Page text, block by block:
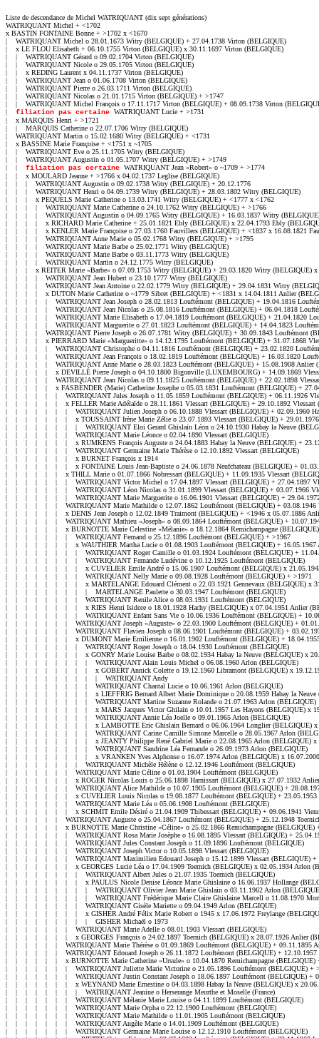
Liste de descendance de Michel WATRIQUANT (dix sept générations)
WATRIQUANT Michel + <1702
x BASTIN FONTAINE Bonne + >1702 x <1670
|    WATRIQUANT Michel o 28.01.1673 Witry (BELGIQUE) + 27.04.1738 Virton (BELGIQUE)
|    x LE FLOU Elisabeth + 06.10.1755 Virton (BELGIQUE) x 30.11.1697 Virton (BELGIQUE)
|    |    WATRIQUANT Gérard o 09.02.1704 Virton (BELGIQUE)
|    |    WATRIQUANT Nicole o 29.05.1705 Virton (BELGIQUE)
|    |    x REDING Laurent x 04.11.1737 Virton (BELGIQUE)
|    |    WATRIQUANT Jean o 01.06.1708 Virton (BELGIQUE)
|    |    WATRIQUANT Pierre o 26.03.1711 Virton (BELGIQUE)
|    |    WATRIQUANT Nicolas o 21.01.1715 Virton (BELGIQUE) + >1747
|    |    WATRIQUANT Michel François o 17.11.1717 Virton (BELGIQUE) + 08.09.1738 Virton
| filiation pas certaine WATRIQUANT Lucie + >1731
|    x MARQUIS Henri + >1721
|    |    MARQUIS Catherine o 22.07.1706 Witry (BELGIQUE)
|    WATRIQUANT Martin o 15.02.1680 Witry (BELGIQUE) + <1731
|    x BASSINE Marie Françoise + <1751 x ~1705
|    |    WATRIQUANT Eve o 25.11.1705 Witry (BELGIQUE)
|    |    WATRIQUANT Augustin o 01.05.1707 Witry (BELGIQUE) + >1749
|    | filiation pas certaine WATRIQUANT Jean «Robert» o ~1709 + >1774
|    |    x MOULARD Jeanne + >1766 x 04.02.1737 Leglise (BELGIQUE)
|    |    |    WATRIQUANT Augustin o 09.02.1738 Witry (BELGIQUE) + 20.12.1776
|    |    |    WATRIQUANT Henri o 04.09.1739 Witry (BELGIQUE) + 28.03.1802 Witry (BELGIQUE)
|    |    |    x PEQUELS Marie Catherine o 13.03.1741 Witry (BELGIQUE) + <1777 x <1762
|    |    |    |    WATRIQUANT Marie Catherine o 24.10.1762 Witry (BELGIQUE) + >1766
|    |    |    |    WATRIQUANT Augustin o 04.09.1765 Witry (BELGIQUE) + 16.03.1837 Witry (BELGIQUE)
|    |    |    |    x RICHARD Marie Catherine + 25.01.1821 Ebly (BELGIQUE) x 22.04.1793 Ebly (BELGIQUE)
|    |    |    |    x KENLER Marie Françoise o 27.03.1760 Fauvillers (BELGIQUE) + <1837 x 16.08.1821 Fauvillers (BELGIQUE)
|    |    |    |    WATRIQUANT Anne Marie o 05.02.1768 Witry (BELGIQUE) + >1795
|    |    |    |    WATRIQUANT Marie Barbe o 25.02.1771 Witry (BELGIQUE)
|    |    |    |    WATRIQUANT Marie Barbe o 03.11.1773 Witry (BELGIQUE)
|    |    |    |    WATRIQUANT Martin o 24.12.1775 Witry (BELGIQUE)
|    |    |    x REITER Marie «Barbe» o 07.09.1753 Witry (BELGIQUE) + 29.03.1820 Witry (BELGIQUE) x >1775
|    |    |    |    WATRIQUANT Jean Hubert o 23.10.1777 Witry (BELGIQUE)
|    |    |    |    WATRIQUANT Jean Antoine o 22.02.1779 Witry (BELGIQUE) + 29.04.1831 Witry (BELGIQUE)
|    |    |    |    x DUTON Marie Catherine o ~1779 Sibret (BELGIQUE) + <1831 x 14.04.1811 Anlier (BELGIQUE)
|    |    |    |    |    WATRIQUANT Jean Joseph o 28.02.1813 Louftémont (BELGIQUE) + 19.04.1816 Louftémont (BELGIQUE)
|    |    |    |    |    WATRIQUANT Jean Nicolas o 25.08.1816 Louftémont (BELGIQUE) + 06.04.1818 Louftémont (BELGIQUE)
|    |    |    |    |    WATRIQUANT Marie Elisabeth o 17.04.1819 Louftémont (BELGIQUE) + 21.04.1820 Louftémont (BELGIQUE)
|    |    |    |    |    WATRIQUANT Marguerite o 27.01.1823 Louftémont (BELGIQUE) + 14.04.1823 Louftémont (BELGIQUE)
|    |    |    |    WATRIQUANT Pierre Joseph o 26.07.1781 Witry (BELGIQUE) + 30.09.1843 Louftémont (BELGIQUE)
|    |    |    |    x PIERRARD Marie «Margueritte» o 14.12.1795 Louftémont (BELGIQUE) + 31.07.1868 Vlessart (BELGIQUE) x 18.07.1815 Anlier (BELGIQUE)
|    |    |    |    |    WATRIQUANT Christophe o 04.11.1816 Louftémont (BELGIQUE) + 23.02.1820 Louftémont (BELGIQUE)
|    |    |    |    |    WATRIQUANT Jean François o 18.02.1819 Louftémont (BELGIQUE) + 16.03.1820 Louftémont (BELGIQUE)
|    |    |    |    |    WATRIQUANT Anne Marie o 28.03.1823 Louftémont (BELGIQUE) + 15.08.1908 Anlier (BELGIQUE)
|    |    |    |    |    x DEVILLÉ Pierre Joseph o 04.10.1800 Bigonville (LUXEMBOURG) + 14.09.1869 Vlessart (BELGIQUE) x 11.01.1860 Anlier (BELGIQUE)
|    |    |    |    |    WATRIQUANT Jean Nicolas o 09.11.1825 Louftémont (BELGIQUE) + 22.02.1898 Vlessart (BELGIQUE)
|    |    |    |    |    x FASBENDER (Marie) Catherine Josephe o 05.03.1831 Louftémont (BELGIQUE) + 27.04.1917 Vlessart (BELGIQUE) x 29.06.1858 Anlier (BELGIQUE)
|    |    |    |    |    |    WATRIQUANT Jules Joseph o 11.05.1859 Louftémont (BELGIQUE) + 06.11.1926 Vlessart (BELGIQUE)
|    |    |    |    |    |    x FELLER Marie Adélaïde o 28.11.1861 Vlessart (BELGIQUE) + 29.10.1892 Vlessart (BELGIQUE) x 25.05.1887 Anlier (BELGIQUE)
|    |    |    |    |    |    |    WATRIQUANT Julien Joseph o 06.10.1888 Vlessart (BELGIQUE) + 02.09.1960 Habay la Neuve (BELGIQUE)
|    |    |    |    |    |    |    x TOUSSAINT Irène Marie Zélie o 23.07.1893 Vlessart (BELGIQUE) + 29.01.1976 Habay la Neuve (BELGIQUE) x 18.02.1927 Anlier (BELGIQUE)
|    |    |    |    |    |    |    |    WATRIQUANT Eloi Gerard Ghislain Léon o 24.10.1930 Habay la Neuve (BELGIQUE)
|    |    |    |    |    |    |    WATRIQUANT Marie Léonce o 02.04.1890 Vlessart (BELGIQUE)
|    |    |    |    |    |    |    x RUMKENS François Auguste o 24.04.1883 Habay la Neuve (BELGIQUE) + 23.12.1959 Habay la Neuve (BELGIQUE) x 08.06.1914 Habay la Neuve (BELGIQUE)
|    |    |    |    |    |    |    WATRIQUANT Germaine Marie Thérèse o 12.10.1892 Vlessart (BELGIQUE)
|    |    |    |    |    |    |    x BURNET François x 1914
|    |    |    |    |    |    |    x FONTAINE Louis Jean-Baptiste o 24.06.1878 Neufchateau (BELGIQUE) + 01.03.1952 Louftémont (BELGIQUE) x 1918
|    |    |    |    |    |    x THILL Marie o 01.07.1866 Nobressart (BELGIQUE) + 11.09.1935 Vlessart (BELGIQUE) x 16.05.1894 Anlier (BELGIQUE)
|    |    |    |    |    |    |    WATRIQUANT Victor Michel o 17.04.1897 Vlessart (BELGIQUE) + 27.04.1897 Vlessart (BELGIQUE)
|    |    |    |    |    |    |    WATRIQUANT Léon Nicolas o 31.01.1899 Vlessart (BELGIQUE) + 03.07.1966 Vlessart (BELGIQUE)
|    |    |    |    |    |    |    WATRIQUANT Marie Marguerite o 16.06.1901 Vlessart (BELGIQUE) + 29.04.1972 Arlon (BELGIQUE)
|    |    |    |    |    |    WATRIQUANT Marie Mathilde o 12.07.1862 Louftémont (BELGIQUE) + 03.08.1946 Vlessart (BELGIQUE)
|    |    |    |    |    |    x DENIS Jean Joseph o 12.02.1849 Traimont (BELGIQUE) + <1946 x 05.07.1886 Anlier (BELGIQUE)
|    |    |    |    |    |    WATRIQUANT Mathieu «Joseph» o 08.09.1864 Louftémont (BELGIQUE) + 10.07.1949 Thibessart (BELGIQUE)
|    |    |    |    |    |    x BURNOTTE Marie Celestine «Mélanie» o 18.12.1864 Remichampagne (BELGIQUE) + 30.05.1942 Louftémont (BELGIQUE)
|    |    |    |    |    |    |    WATRIQUANT Fernand o 25.12.1896 Louftémont (BELGIQUE) + >1967
|    |    |    |    |    |    |    x WAUTHIER Martha Lucie o 01.08.1903 Louftémont (BELGIQUE) + 16.05.1967 Arlon (BELGIQUE) x 31.01.1923 Anlier (BELGIQUE)
|    |    |    |    |    |    |    |    WATRIQUANT Roger Camille o 01.03.1924 Louftémont (BELGIQUE) + 11.04.1925 Louftémont (BELGIQUE)
|    |    |    |    |    |    |    |    WATRIQUANT Fernande Ludévine o 10.12.1925 Louftémont (BELGIQUE)
|    |    |    |    |    |    |    |    x CUVELIER Emile André o 15.06.1907 Louftémont (BELGIQUE) x 21.05.1943 Anlier (BELGIQUE)
|    |    |    |    |    |    |    |    WATRIQUANT Nelly Marie o 09.08.1928 Louftémont (BELGIQUE) + >1971
|    |    |    |    |    |    |    |    x MARTELANGE Edouard Clément o 22.03.1921 Gennevaux (BELGIQUE) x 31.05.1950 Anlier (BELGIQUE)
|    |    |    |    |    |    |    |    |    MARTELANGE Paulette o 30.03.1947 Louftémont (BELGIQUE)
|    |    |    |    |    |    |    |    WATRIQUANT Renile Alice o 08.03.1931 Louftémont (BELGIQUE)
|    |    |    |    |    |    |    |    x RIES Henri Isidore o 18.01.1928 Hachy (BELGIQUE) x 07.04.1951 Anlier (BELGIQUE)
|    |    |    |    |    |    |    |    WATRIQUANT Enfant Sans Vie o 10.06.1936 Louftémont (BELGIQUE) + 10.06.1936 Louftémont (BELGIQUE)
|    |    |    |    |    |    |    WATRIQUANT Joseph «Auguste» o 22.03.1900 Louftémont (BELGIQUE) + 01.01.1903 Louftémont (BELGIQUE)
|    |    |    |    |    |    |    WATRIQUANT Flavien Joseph o 08.06.1901 Louftémont (BELGIQUE) + 03.02.1970 Habay la Neuve (BELGIQUE)
|    |    |    |    |    |    |    x DUMONT Marie Emilienne o 16.01.1902 Louftémont (BELGIQUE) + 18.04.1955 Louftémont (BELGIQUE) x 26.02.1930 Anlier (BELGIQUE)
|    |    |    |    |    |    |    |    WATRIQUANT Roger Joseph o 18.04.1930 Louftémont (BELGIQUE)
|    |    |    |    |    |    |    |    x GONRY Marie Louise Barbe o 08.02.1934 Habay la Neuve (BELGIQUE) x 20.09.1958 Habay la Neuve (BELGIQUE)
|    |    |    |    |    |    |    |    |    WATRIQUANT Alain Louis Michel o 06.08.1960 Arlon (BELGIQUE)
|    |    |    |    |    |    |    |    |    x GOBERT Annick Colette o 19.12.1960 Libramont (BELGIQUE) x 19.12.1980 Aubange (BELGIQUE)
|    |    |    |    |    |    |    |    |    |    WATRIQUANT Andy
|    |    |    |    |    |    |    |    |    WATRIQUANT Chantal Lucie o 10.06.1961 Arlon (BELGIQUE)
|    |    |    |    |    |    |    |    |    x LIEFFRIG Bernard Albert Marie Dominique o 20.08.1959 Habay la Neuve (BELGIQUE) x 30.05.1981 Habay (BELGIQUE)
|    |    |    |    |    |    |    |    |    WATRIQUANT Martine Suzanne Rolande o 21.07.1963 Arlon (BELGIQUE)
|    |    |    |    |    |    |    |    |    x MARS Jacques Victor Ghilain o 10.01.1957 Les Hayons (BELGIQUE) x 19.03.1983 Habay (BELGIQUE)
|    |    |    |    |    |    |    |    |    WATRIQUANT Annie Léa Joelle o 09.01.1965 Arlon (BELGIQUE)
|    |    |    |    |    |    |    |    |    x LAMBOTTE Eric Ghislain Bernard o 06.06.1964 Longlier (BELGIQUE) x 12.07.1986 Habay (BELGIQUE)
|    |    |    |    |    |    |    |    |    WATRIQUANT Carine Camille Simone Marcelle o 28.05.1967 Arlon (BELGIQUE)
|    |    |    |    |    |    |    |    |    x JEANTY Philippe René Gabriel Marie o 22.08.1965 Arlon (BELGIQUE) x 29.04.1989 Habay (BELGIQUE)
|    |    |    |    |    |    |    |    |    WATRIQUANT Sandrine Léa Fernande o 26.09.1973 Arlon (BELGIQUE)
|    |    |    |    |    |    |    |    |    x VRANKEN Yves Alphonse o 16.07.1974 Arlon (BELGIQUE) x 16.07.2000 Habay (BELGIQUE)
|    |    |    |    |    |    |    |    WATRIQUANT Michèle Hélène o 12.12.1946 Louftémont (BELGIQUE)
|    |    |    |    |    |    |    WATRIQUANT Marie Céline o 01.03.1904 Louftémont (BELGIQUE)
|    |    |    |    |    |    |    x ROGER Nicolas Louis o 25.06.1898 Harnissart (BELGIQUE) x 27.07.1932 Anlier (BELGIQUE)
|    |    |    |    |    |    |    WATRIQUANT Alice Mathilde o 10.07.1905 Louftémont (BELGIQUE) + 28.08.1976 Louftémont (BELGIQUE)
|    |    |    |    |    |    |    x CUVELIER Louis Nicolas o 19.08.1877 Louftémont (BELGIQUE) + 23.05.1953 Louftémont (BELGIQUE) x 28.01.1942 Anlier (BELGIQUE)
|    |    |    |    |    |    |    WATRIQUANT Marie Léa o 05.06.1908 Louftémont (BELGIQUE)
|    |    |    |    |    |    |    x SCHMIT Emile Désiré o 21.04.1909 Thibessart (BELGIQUE) + 09.06.1941 Vienne (AUTRICHE) x 03.10.1933 Anlier (BELGIQUE)
|    |    |    |    |    |    WATRIQUANT Auguste o 25.04.1867 Louftémont (BELGIQUE) + 25.12.1948 Toernich (BELGIQUE)
|    |    |    |    |    |    x BURNOTTE Marie Christine «Céline» o 25.02.1866 Remichampagne (BELGIQUE) + 09.11.1934 Toernich (BELGIQUE)
|    |    |    |    |    |    |    WATRIQUANT Rosa Marie Josèphe o 16.